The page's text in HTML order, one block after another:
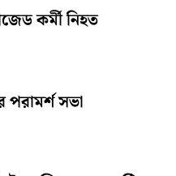
কর্মী নিহত
পরামর্শ সভা